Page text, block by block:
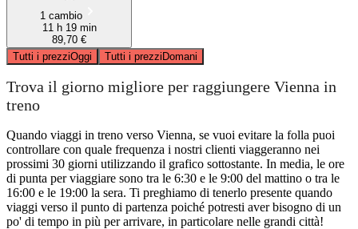
1 cambio
11 h 19 min
89,70 €
Tutti i prezziOggi Tutti i prezziDomani
Trova il giorno migliore per raggiungere Vienna in
treno
Quando viaggi in treno verso Vienna, se vuoi evitare la folla puoi
controllare con quale frequenza i nostri clienti viaggeranno nei
prossimi 30 giorni utilizzando il grafico sottostante. In media, le ore
di punta per viaggiare sono tra le 6:30 e le 9:00 del mattino o tra le
16:00 e le 19:00 la sera. Ti preghiamo di tenerlo presente quando
viaggi verso il punto di partenza poiché potresti aver bisogno di un
po' di tempo in più per arrivare, in particolare nelle grandi città!